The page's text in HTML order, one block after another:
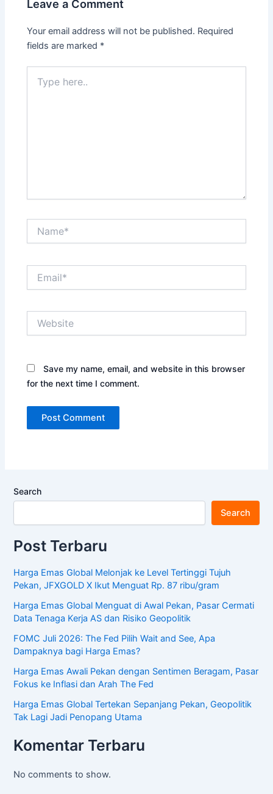
Leave a Comment
Your email address will not be published. Required
fields are marked *
here..
Save my name, email, and website in this browser
for the next time I comment.
Search
Search
Post Terbaru
Harga Emas Global Melonjak ke Level Tertinggi Tujuh
Pekan, JFXGOLD X Ikut Menguat Rp. 87 ribu/gram
Harga Emas Global Menguat di Awal Pekan, Pasar Cermati
Data Tenaga Kerja AS dan Risiko Geopolitik
FOMC Juli 2026: The Fed Pilih Wait and See, Apa
Dampaknya bagi Harga Emas?
Harga Emas Awali Pekan dengan Sentimen Beragam, Pasar
Fokus ke Inflasi dan Arah The Fed
Harga Emas Global Tertekan Sepanjang Pekan, Geopolitik
Tak Lagi Jadi Penopang Utama
Komentar Terbaru
No comments to show.